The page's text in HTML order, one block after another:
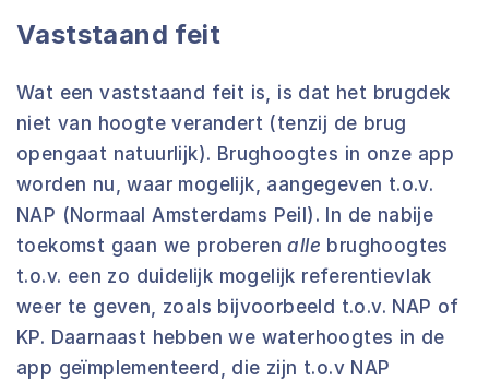
Vaststaand feit
Wat een vaststaand feit is, is dat het brugdek
niet van hoogte verandert (tenzij de brug
opengaat natuurlijk). Brughoogtes in onze app
worden nu, waar mogelijk, aangegeven t.o.v.
NAP (Normaal Amsterdams Peil). In de nabije
toekomst gaan we proberenalle brughoogtes
t.o.v. een zo duidelijk mogelijk referentievlak
weer te geven, zoals bijvoorbeeld t.o.v. NAP of
KP. Daarnaast hebben we waterhoogtes in de
app geïmplementeerd, die zijn t.o.v NAP